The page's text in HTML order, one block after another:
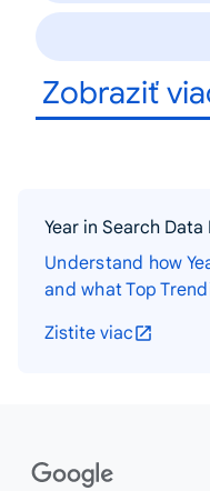
Zobraziť
Year in Search
Understand how
and what Top
Zistite viac